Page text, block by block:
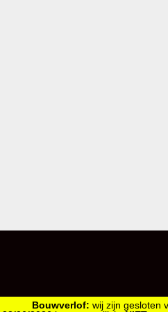
Bouwverlof: wij zijn gesloten